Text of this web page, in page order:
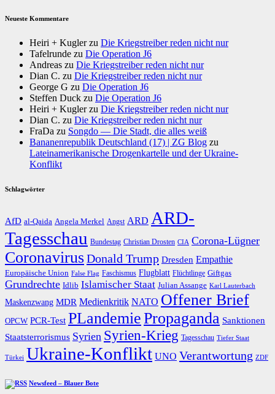
Neueste Kommentare
Heiri + Kuglerzu Die Kriegstreiber reden nicht nur
Tafelrunde zu Die Operation J6
Andreas zu Die Kriegstreiber reden nicht nur
Dian C. zu Die Kriegstreiber reden nicht nur
George G zu Die Operation J6
Steffen Duck zu Die Operation J6
Heiri + Kuglerzu Die Kriegstreiber reden nicht nur
Dian C. zu Die Kriegstreiber reden nicht nur
FraDa zu Songdo — Die Stadt, die alles weiß
Bananenrepublik Deutschland (17) | ZG Blog zu
Lateinamerikanische Drogenkartelle und der Ukraine-
Konflikt
Schlagwörter
AfD al-Qaida Angela Merkel Angst ARD ARD-
Tagesschau Bundestag Christian Drosten CIA Corona-Lügner
CoronavirusDonald Trump Dresden Empathie
Europäische Union False Flag Faschismus Flugblatt Flüchtlinge Giftgas
Grundrechte Idlib Islamischer Staat Julian Assange Karl Lauterbach
Maskenzwang MDR Medienkritik NATO Offener Brief
OPCW PCR-Test PLandemiePropaganda Sanktionen
Staatsterrorismus Syrien Syrien-Krieg Tagesschau Tiefer Staat
Türkei Ukraine-Konflikt UNO Verantwortung ZDF
Newsfeed – Blauer Bote